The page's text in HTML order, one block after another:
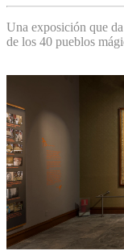
Una exposición que
de los 40 pueblos